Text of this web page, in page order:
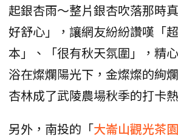
起銀杏雨～整片銀杏吹落那時
好舒心」，讓網友紛紛讚嘆「
本」、「很有秋天氛圍」，精
浴在燦爛陽光下，金燦燦的絢
杏林成了武陵農場秋季的打卡
另外，南投的「大崙山觀光茶園